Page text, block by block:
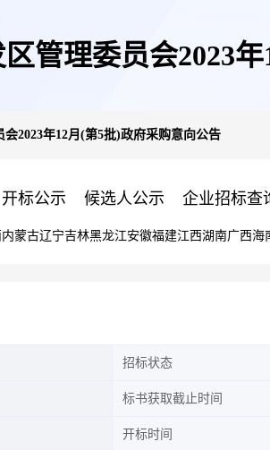
管理委员会2023
2023年12月(第5批)政府采购意向公告
开标公示 候选人公示 企业招标查
内蒙古辽宁吉林黑龙江安徽福建江西湖南广西海
招标状态
标书获取截止时间
开标时间